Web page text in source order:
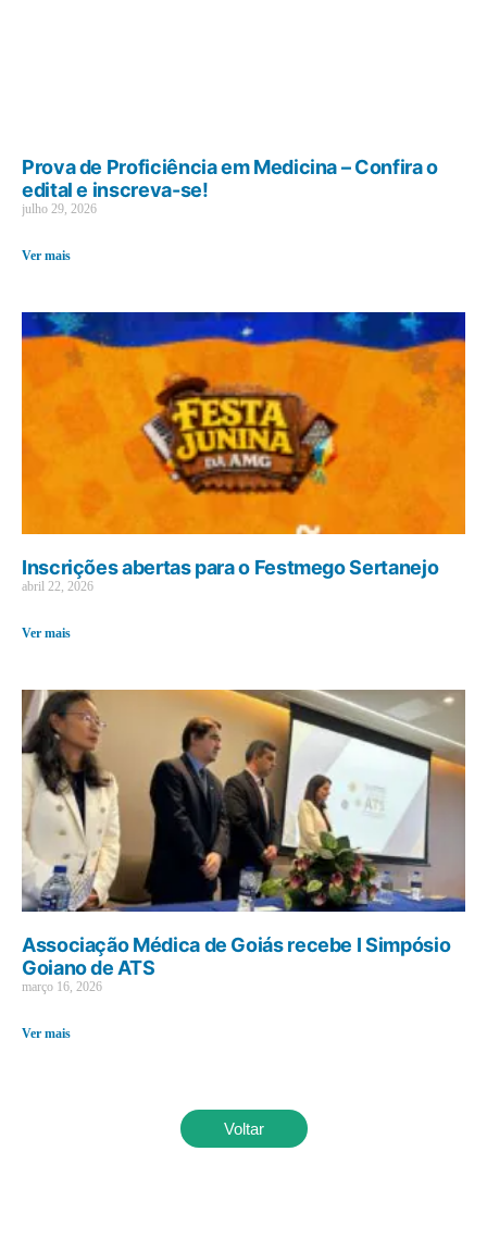
Prova de Proficiência em Medicina – Confira o
edital e inscreva-se!
julho 29, 2026
Ver mais
Inscrições abertas para o Festmego Sertanejo
abril 22, 2026
Ver mais
Associação Médica de Goiás recebe I Simpósio
Goiano de ATS
março 16, 2026
Ver mais
Voltar